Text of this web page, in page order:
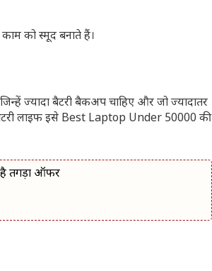
को स्मूद बनाते हैं।
ज्यादा बैटरी बैकअप चाहिए और जो ज्यादातर
लाइफ इसे Best Laptop Under 50000 की
तगड़ा ऑफर